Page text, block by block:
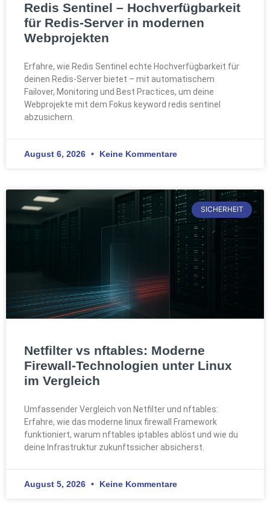
Redis Sentinel – Hochverfügbarkeit
für Redis-Server in modernen
Webprojekten
Erfahre, wie Redis Sentinel echte Hochverfügbarkeit für
deinen Redis-Server bietet – mit automatischem
Failover, Monitoring und Best Practices, um deine
Webprojekte mit dem Fokus keyword redis sentinel
abzusichern.
August 6, 2026 Keine Kommentare
SICHERHEIT
Netfilter vs nftables: Moderne
Firewall-Technologien unter Linux
im Vergleich
Umfassender Vergleich von Netfilter und nftables:
Erfahre, wie das moderne linux firewall Framework
funktioniert, warum nftables iptables ablöst und wie du
deine Infrastruktur zukunftssicher absicherst.
August 5, 2026 Keine Kommentare